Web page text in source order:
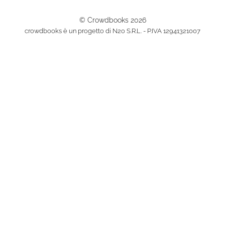
© Crowdbooks 2026
crowdbooks è un progetto di N2o S.R.L. - P.IVA 12941321007